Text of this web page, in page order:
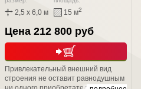
2,5 x 6,0 м 15 м2
Цена 212 800 руб
Привлекательный внешний вид
строения не оставит равнодушным